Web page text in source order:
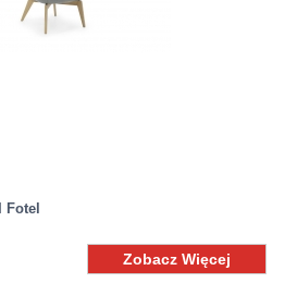
Zobacz Więcej